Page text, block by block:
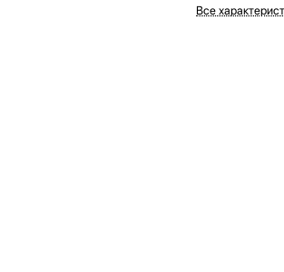
Все